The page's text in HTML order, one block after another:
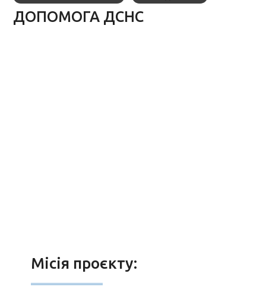
ДОПОМОГА ДСНС
Місія проєкту: